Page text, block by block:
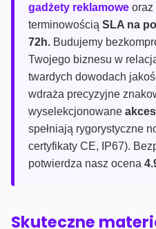
gadżety reklamowe oraz
terminowością SLA na
72h. Budujemy
Twojego biznesu w
twardych dowodach
wdraża precyzyjne
wyselekcjonowane
spełniają rygorystyczne
certyfikaty CE, IP67).
potwierdza nasz ocena
Skuteczne